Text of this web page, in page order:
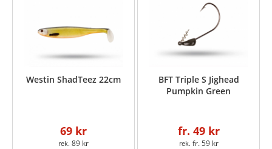
Westin ShadTeez 22cm
69 kr
89 kr
BFT Triple S Jighead
Pumpkin Green
fr. 49 kr
fr. 59 kr